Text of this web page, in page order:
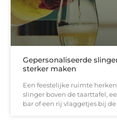
Gepersonaliseerde
sterker maken
Een feestelijke ruimte
slinger boven de taarttafel,
bar of een rij vlaggetjes bij